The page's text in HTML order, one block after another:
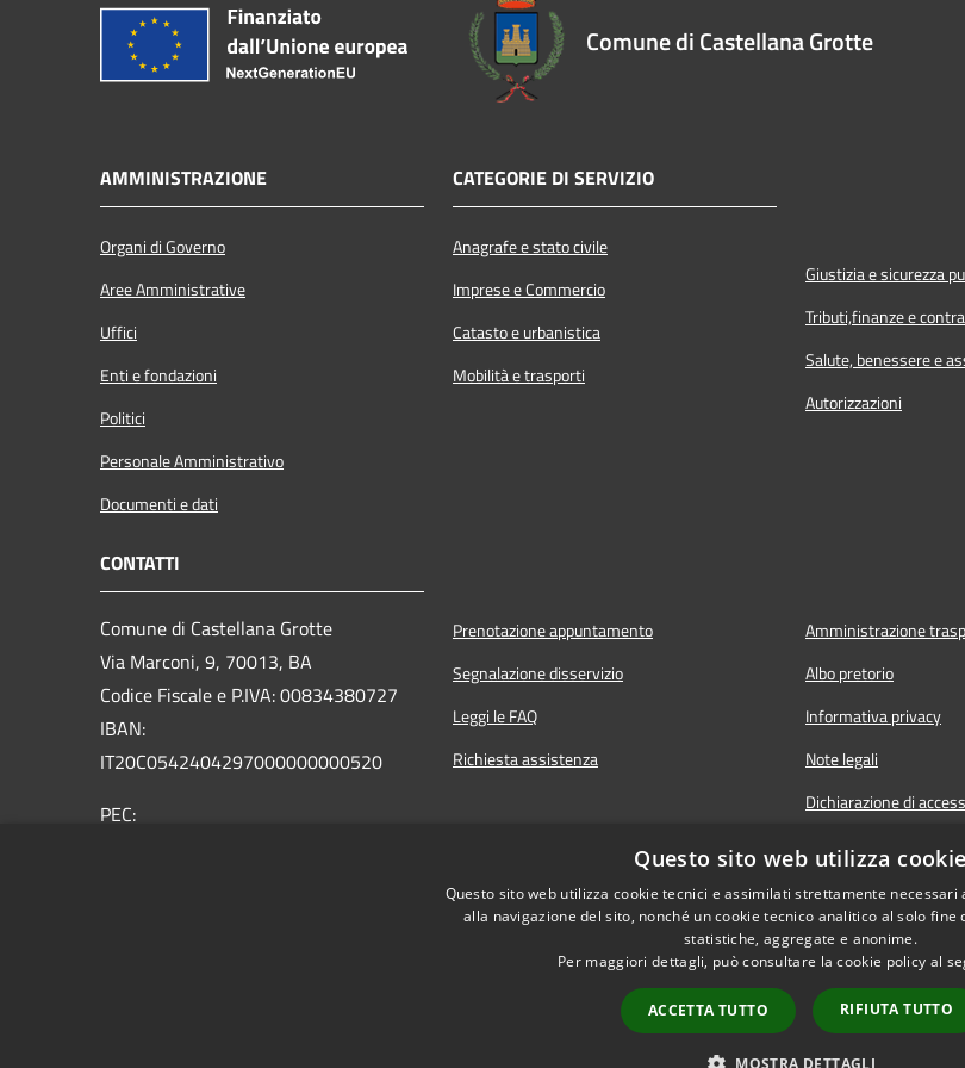
Comune di Castellana Grotte
AMMINISTRAZIONE
Organi di Governo
Aree Amministrative
Uffici
Enti e fondazioni
Politici
Personale Amministrativo
Documenti e dati
CATEGORIE DI SERVIZIO
Anagrafe e stato civile
Imprese e Commercio
Catasto e urbanistica
Mobilità e trasporti
Giustizia e sicurezza
Tributi,finanze e
Salute, benessere e
Autorizzazioni
CONTATTI
Comune di Castellana Grotte
Via Marconi, 9, 70013, BA
Codice Fiscale e P.IVA: 00834380727
IBAN:
IT20C0542404297000000000520
PEC:
Prenotazione appuntamento
Segnalazione disservizio
Leggi le FAQ
Richiesta assistenza
Amministrazione
Albo pretorio
Informativa privacy
Note legali
Dichiarazione di
Questo sito web utilizza cookie
Questo sito web utilizza cookie tecnici e assimilati strettamente
alla navigazione del sito, nonché un cookie tecnico analitico al solo
statistiche, aggregate e anonime.
Per maggiori dettagli, può consultare la cookie policy al
ACCETTA TUTTO RIFIUTA TUTTO
MOSTRA DETTAGLI